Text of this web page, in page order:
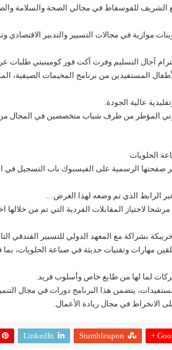
للفوسفاط في مجالي الصحة والسلامة
موازية في مجالات التسيير والتدبير الاقتصادي
آجال التسليم وفرت آكت فور كومينيتي طلبات
المستفيدين من برنامج المخيمات الصيفية،
عالية الجودة.
المؤطر من طرف شباب متخصصين في المجال
الحلويات
عبر صفحتها الرسمية على الفيسبوك باب التسجيل في
بشراكة مع المعهد الدولي للتسيير الفندقي
مهارات وتقنيات حديثة في صناعة الحلويات،
لما لها من طابع خاص وأسلوب فريد.
يتضمن هذا البرنامج دورات في مجال
الانخراط في مجال ريادة الأعمال.
Stumbleupon
LinkedIn